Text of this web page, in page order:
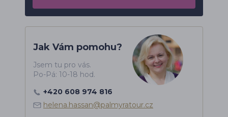
Jak Vám pomohu?
Jsem tu pro vás.
Po-Pá: 10-18 hod.
+420 608 974 816
helena.hassan@palmyratour.cz